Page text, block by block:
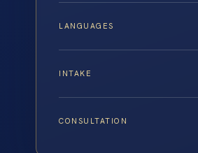
LANGUAGES
INTAKE
CONSULTATION